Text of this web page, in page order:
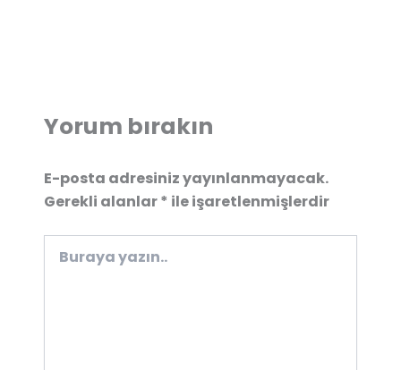
Yorum bırakın
E-posta adresiniz yayınlanmayacak.
Gerekli alanlar* ile işaretlenmişlerdir
yazın..